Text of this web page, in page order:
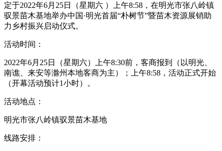
定于2022年6月25日（星期六 ）上午8:58，在明光市张八岭镇
驭景苗木基地举办中国·明光首届“朴树节”暨苗木资源展销助
力乡村振兴启动仪式。
活动时间：
2022年6月25日（星期六）上午8:30前，客商报到（以明光、
南谯、来安等滁州本地客商为主）；上午8:58，活动正式开始
（开幕活动预计1小时）。
活动地点：
明光市张八岭镇驭景苗木基地
线路安排：